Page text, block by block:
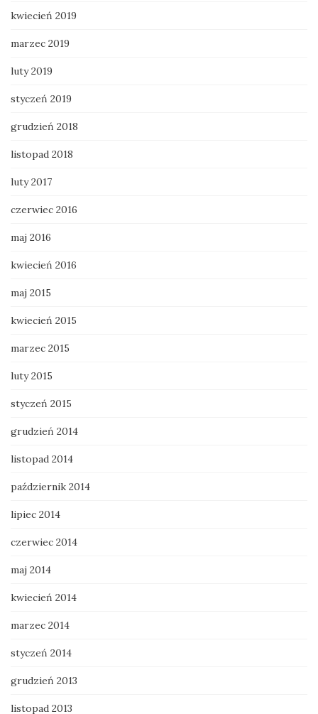
kwiecień 2019
marzec 2019
luty 2019
styczeń 2019
grudzień 2018
listopad 2018
luty 2017
czerwiec 2016
maj 2016
kwiecień 2016
maj 2015
kwiecień 2015
marzec 2015
luty 2015
styczeń 2015
grudzień 2014
listopad 2014
październik 2014
lipiec 2014
czerwiec 2014
maj 2014
kwiecień 2014
marzec 2014
styczeń 2014
grudzień 2013
listopad 2013